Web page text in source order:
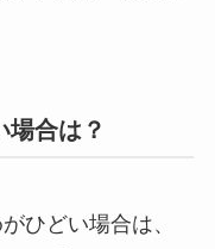
場合は？
ひどい場合は、